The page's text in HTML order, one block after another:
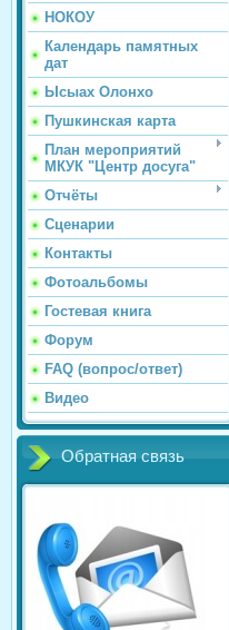
НОКОУ
Календарь памятных
дат
Ысыах Олонхо
Пушкинская карта
План мероприятий
МКУК "Центр досуга"
Отчёты
Сценарии
Контакты
Фотоальбомы
Гостевая книга
Форум
FAQ (вопрос/ответ)
Видео
Обратная связь